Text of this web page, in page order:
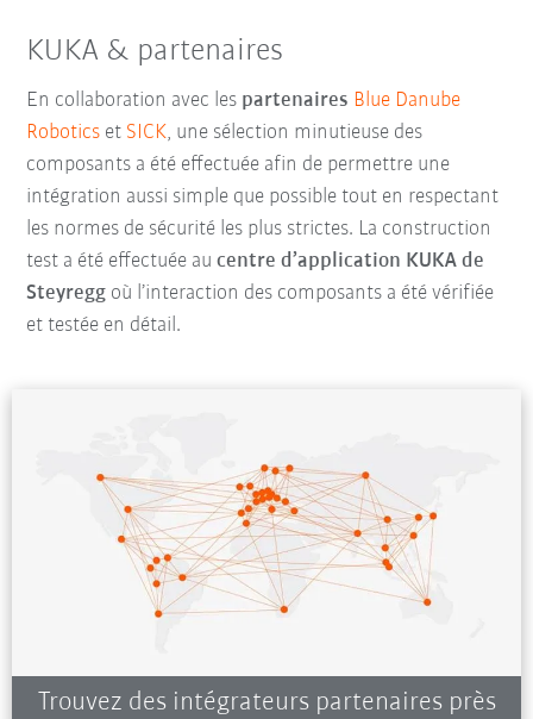
KUKA & partenaires
En collaboration avec les partenaires Blue Danube
Robotics et SICK, une sélection minutieuse des
composants a été effectuée afin de permettre une
intégration aussi simple que possible tout en respectant
les normes de sécurité les plus strictes. La construction
test a été effectuée au centre d’application KUKA de
Steyregg où l’interaction des composants a été vérifiée
et testée en détail.
Trouvez des intégrateurs partenaires près